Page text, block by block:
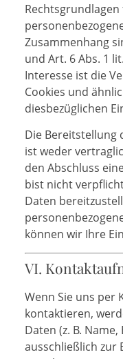
Zusammenhang
und Art. 6 Abs. 1
Interesse ist die
Cookies und
diesbezüglichen
Die Bereitstellung
ist weder
den Abschluss
bist nicht
Daten
können wir Ihre
VI.
Wenn Sie uns per
kontaktieren,
Daten (z. B.
ausschließlich zur